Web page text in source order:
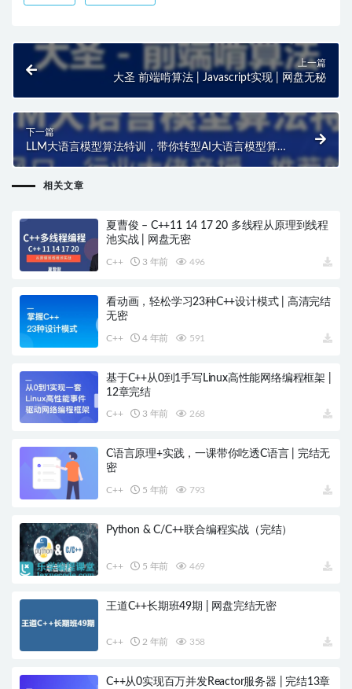
上一篇
大圣 前端啃算法 | Javascript实现 | 网盘无秘
下一篇
LLM大语言模型算法特训，带你转型AI大语言模型算法
工程师 | 已完结
相关文章
夏曹俊 – C++11 14 17 20 多线程从原理到线程
池实战 | 网盘无密
C++ 3 年前 496
看动画，轻松学习23种C++设计模式 | 高清完结
无密
C++ 4 年前 591
基于C++从0到1手写Linux高性能网络编程框架 |
12章完结
C++ 3 年前 268
C语言原理+实践，一课带你吃透C语言 | 完结无
密
C++ 5 年前 793
Python & C/C++联合编程实战（完结）
C++ 5 年前 469
王道C++长期班49期 | 网盘完结无密
C++ 2 年前 358
C++从0实现百万并发Reactor服务器 | 完结13章